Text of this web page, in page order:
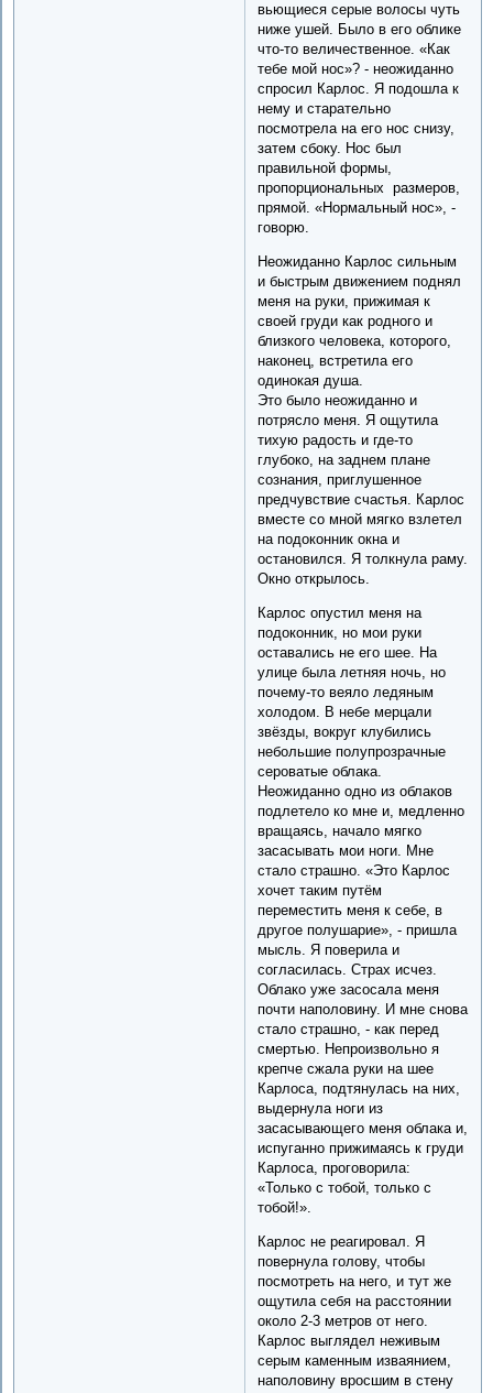
вьющиеся серые волосы чуть
ниже ушей. Было в его облике
что-то величественное. «Как
тебе мой нос»? - неожиданно
спросил Карлос. Я подошла к
нему и старательно
посмотрела на его нос снизу,
затем сбоку. Нос был
правильной формы,
пропорциональных размеров,
прямой. «Нормальный нос», -
говорю.
Неожиданно Карлос сильным
и быстрым движением поднял
меня на руки, прижимая к
своей груди как родного и
близкого человека, которого,
наконец, встретила его
одинокая душа.
Это было неожиданно и
потрясло меня. Я ощутила
тихую радость и где-то
глубоко, на заднем плане
сознания, приглушенное
предчувствие счастья. Карлос
вместе со мной мягко взлетел
на подоконник окна и
остановился. Я толкнула раму.
Окно открылось.
Карлос опустил меня на
подоконник, но мои руки
оставались не его шее. На
улице была летняя ночь, но
почему-то веяло ледяным
холодом. В небе мерцали
звёзды, вокруг клубились
небольшие полупрозрачные
сероватые облака.
Неожиданно одно из облаков
подлетело ко мне и, медленно
вращаясь, начало мягко
засасывать мои ноги. Мне
стало страшно. «Это Карлос
хочет таким путём
переместить меня к себе, в
другое полушарие», - пришла
мысль. Я поверила и
согласилась. Страх исчез.
Облако уже засосала меня
почти наполовину. И мне снова
стало страшно, - как перед
смертью. Непроизвольно я
крепче сжала руки на шее
Карлоса, подтянулась на них,
выдернула ноги из
засасывающего меня облака и,
испуганно прижимаясь к груди
Карлоса, проговорила:
«Только с тобой, только с
тобой!».
Карлос не реагировал. Я
повернула голову, чтобы
посмотреть на него, и тут же
ощутила себя на расстоянии
около 2-3 метров от него.
Карлос выглядел неживым
серым каменным изваянием,
наполовину вросшим в стену